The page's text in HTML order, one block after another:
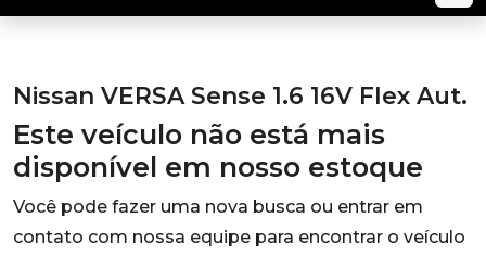
Nissan VERSA Sense 1.6 16V Flex Aut.
Este veículo não está mais
disponível em nosso estoque
Você pode fazer uma nova busca ou entrar em
contato com nossa equipe para encontrar o veículo